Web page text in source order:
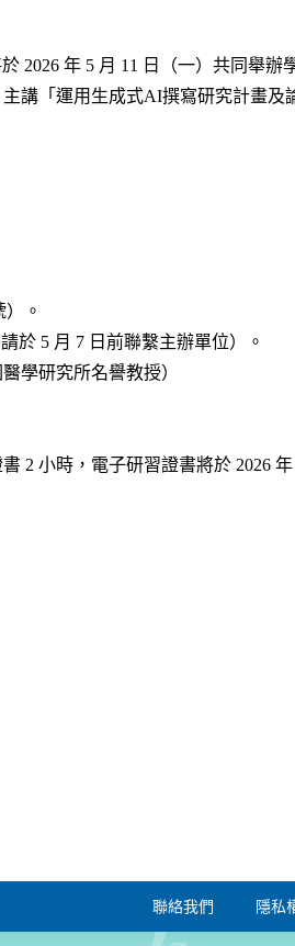
2026 年 5 月 11 日（一）共同舉辦
講「運用生成式AI撰寫研究計畫
。
5 月 7 日前聯繫主辦單位）。
學研究所名譽教授）
2 小時，電子研習證書將於 2026
聯絡我們 隱私